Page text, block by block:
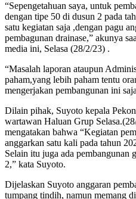
“Sepengetahuan saya, untuk
dengan tipe 50 di dusun 2 pada
satu kegiatan saja ,dengan pagu
pembagunan drainase,” akunya
media ini, Selasa (28/2/23) .
“Masalah laporan ataupun
paham,yang lebih paham tentu
mengerjakan pembangunan ini
Dilain pihak, Suyoto kepala
wartawan Haluan Grup
mengatakan bahwa “Kegiatan
anggarkan satu kali pada tahun
Selain itu juga ada pembangunan
2,” kata Suyoto.
Dijelaskan Suyoto anggaran
tumpang tindih, namun memang